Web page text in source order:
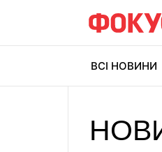
ВСІ НОВИНИ